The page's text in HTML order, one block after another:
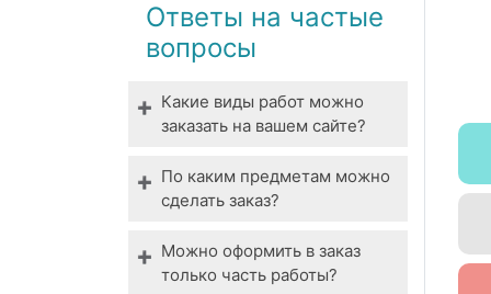
Ответы на частые
вопросы
Какие виды работ можно
заказать на вашем сайте?
Мы выполняем все виды
студенческих работ. У нас
выполнение даже
специфической работы.
По каким предметам можно
сделать заказ?
Технические,
гуманитарные,
Можно оформить в заказ
только часть работы?